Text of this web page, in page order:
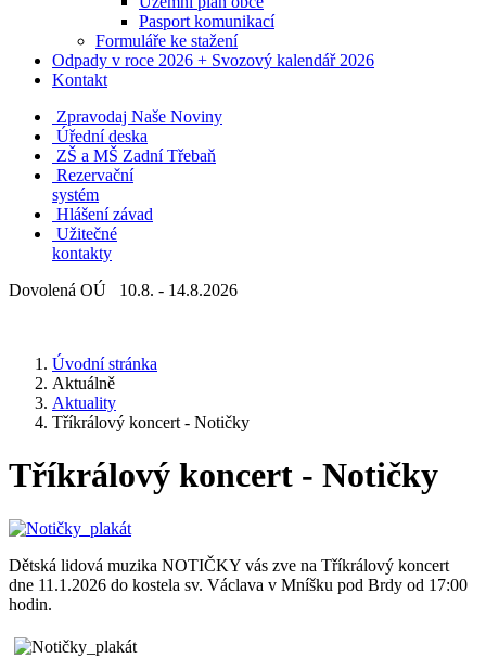
Pasport komunikací
Formuláře ke stažení
Odpady v roce 2026 + Svozový kalendář 2026
Kontakt
Zpravodaj Naše Noviny
Úřední deska
ZŠ a MŠ Zadní Třebaň
Rezervační
systém
Hlášení závad
Užitečné
kontakty
Dovolená OÚ 10.8. - 14.8.2026
Úvodní stránka
Aktuálně
Aktuality
Tříkrálový koncert - Notičky
Tříkrálový koncert - Notičky
Dětská lidová muzika NOTIČKY vás zve na Tříkrálový koncert
dne 11.1.2026 do kostela sv. Václava v Mníšku pod Brdy od 17:00
hodin.